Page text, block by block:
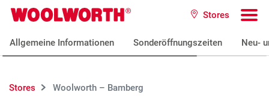
Zum Hauptinhalt
Woolworth GmbH Stores
Allgemeine Informationen Sonderöffnungszeiten Neu-
Stores Woolworth – Bamberg